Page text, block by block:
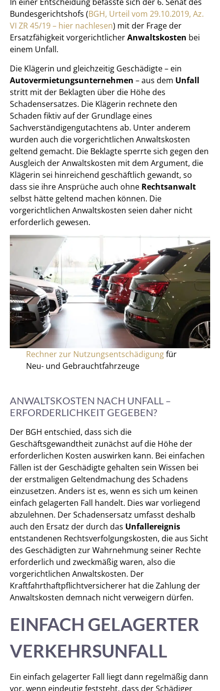
Bundesgerichtshofs (BGH, Urteil vom 29.10.2019, Az.
VI ZR 45/19 – hier nachlesen) mit der Frage der
Ersatzfähigkeit vorgerichtlicherAnwaltskosten bei
einem Unfall.
Die Klägerin und gleichzeitig Geschädigte – ein
Autovermietungsunternehmen – aus dem Unfall
stritt mit der Beklagten über die Höhe des
Schadensersatzes. Die Klägerin rechnete den
Schaden fiktiv auf der Grundlage eines
Sachverständigengutachtens ab. Unter anderem
wurden auch die vorgerichtlichen Anwaltskosten
geltend gemacht. Die Beklagte sperrte sich gegen den
Ausgleich der Anwaltskosten mit dem Argument, die
Klägerin sei hinreichend geschäftlich gewandt, so
dass sie ihre Ansprüche auch ohne Rechtsanwalt
selbst hätte geltend machen können. Die
vorgerichtlichen Anwaltskosten seien daher nicht
erforderlich gewesen.
Rechner zur Nutzungsentschädigungfür
Neu- und Gebrauchtfahrzeuge
ANWALTSKOSTEN NACH UNFALL –
ERFORDERLICHKEIT GEGEBEN?
Der BGH entschied, dass sich die
Geschäftsgewandtheit zunächst auf die Höhe der
erforderlichen Kosten auswirken kann. Bei einfachen
Fällen ist der Geschädigte gehalten sein Wissen bei
der erstmaligen Geltendmachung des Schadens
einzusetzen. Anders ist es, wenn es sich um keinen
einfach gelagerten Fall handelt. Dies war vorliegend
abzulehnen. Der Schadensersatz umfasst deshalb
auch den Ersatz der durch das Unfallereignis
entstandenen Rechtsverfolgungskosten, die aus Sicht
des Geschädigten zur Wahrnehmung seiner Rechte
erforderlich und zweckmäßig waren, also die
vorgerichtlichen Anwaltskosten. Der
Kraftfahrthaftpflichtversicherer hat die Zahlung der
Anwaltskosten demnach nicht verweigern dürfen.
EINFACH GELAGERTER
VERKEHRSUNFALL
Ein einfach gelagerter Fall liegt dann regelmäßig dann
vor, wenn eindeutig feststeht, dass der Schädiger